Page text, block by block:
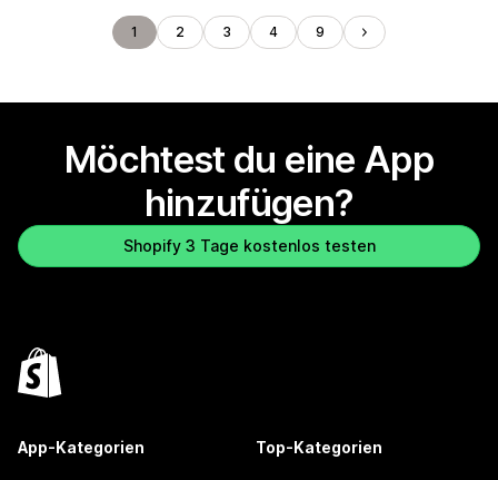
1 2 3 4 9
Möchtest du eine App
hinzufügen?
Shopify 3 Tage kostenlos testen
App-Kategorien Top-Kategorien